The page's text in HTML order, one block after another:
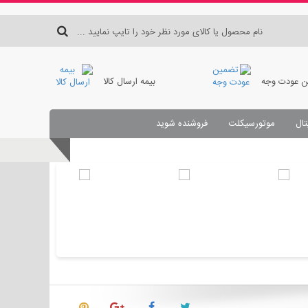
عودت وجه بیمه ارسال کالا
موتورسیکلت
فروشنده شوید